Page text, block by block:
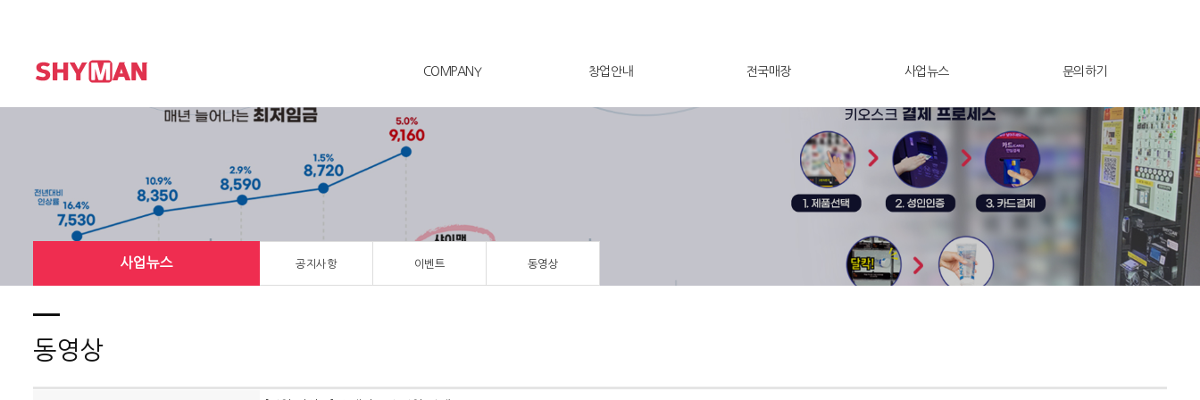
COMPANY 창업안내 전국매장 사업뉴스 문의하기
사업뉴스 공지사항 이벤트 동영상
동영상